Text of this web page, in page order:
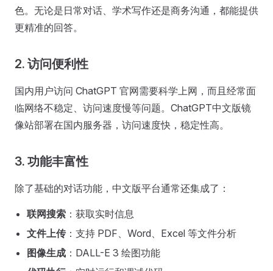
色。无论是日常对话、学术写作还是商务沟通，都能提供
更精准的回答。
2.访问便利性
国内用户访问 ChatGPT 官网需要科学上网，而且经常面
临网络不稳定、访问速度慢等问题。ChatGPT中文版镜
像站部署在国内服务器，访问速度快，稳定性高。
3.功能丰富性
除了基础的对话功能，中文版平台通常还集成了：
联网搜索 ：获取实时信息
文件上传：支持 PDF、Word、Excel 等文件分析
图像生成 ：DALL-E 3 绘图功能